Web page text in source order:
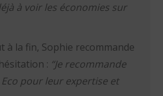
à voir les économies sur
à la fin, Sophie recommande
: “Je recommande
pour leur expertise et